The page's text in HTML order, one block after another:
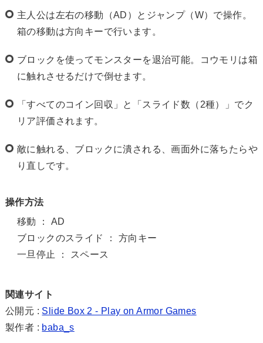
主人公は左右の移動（AD）とジャンプ（W）で操作。
箱の移動は方向キーで行います。
ブロックを使ってモンスターを退治可能。コウモリは箱
に触れさせるだけで倒せます。
「すべてのコイン回収」と「スライド数（2種）」でク
リア評価されます。
敵に触れる、ブロックに潰される、画面外に落ちたらや
り直しです。
操作方法
移動 ： AD
ブロックのスライド ： 方向キー
一旦停止 ： スペース
関連サイト
公開元 : Slide Box 2 - Play on Armor Games
製作者 : baba_s